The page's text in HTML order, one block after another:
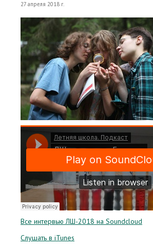
27 апреля 2018 г.
Все интервью ЛШ-2018 на Soundcloud
Слушать в iTunes